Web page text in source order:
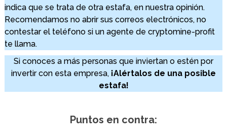
indica que se trata de otra estafa, en nuestra opinión.
Recomendamos no abrir sus correos electrónicos, no
contestar el teléfono si un agente de cryptomine-profit
te llama.
Si conoces a más personas que inviertan o estén por
invertir con esta empresa, ¡Alértalos de una posible
estafa!
Puntos en contra: